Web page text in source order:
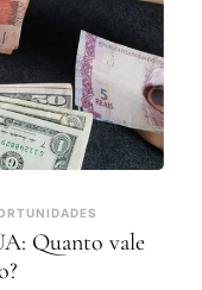
Quanto vale